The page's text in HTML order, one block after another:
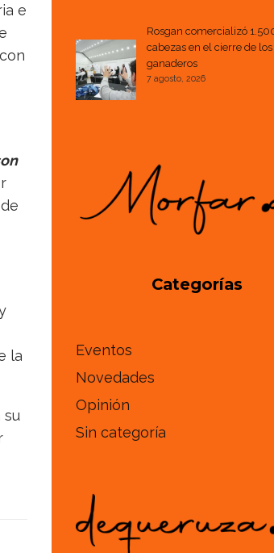
e
la
su
Rosgan comercializó
cabezas en el cierre de
ganaderos
7 agosto, 2026
Categorías
Eventos
Novedades
Opinión
Sin categoría